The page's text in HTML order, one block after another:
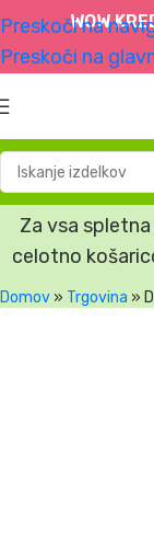
WOW
Preskoči na
Preskoči na
Za vsa
celotno
Domov » Trgovina »